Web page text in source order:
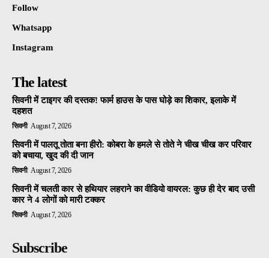
Follow
Whatsapp
Instagram
The latest
सिवनी में टाइगर की दस्तक! फार्म हाउस के पास घोड़े का शिकार, इलाके में
दहशत
सिवनी August 7, 2026
सिवनी में पालतू तोता बना हीरो: कोबरा के हमले से तोते ने चीख चीख कर परिवार
को बचाया, खुद की दी जान
सिवनी August 7, 2026
सिवनी में चलती कार से हथियार लहराने का वीडियो वायरल: कुछ ही देर बाद उसी
कार ने 4 लोगों को मारी टक्कर
सिवनी August 7, 2026
Subscribe